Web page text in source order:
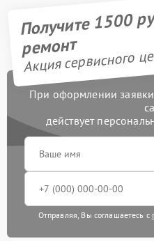
Получите 1500
ремонт
Акция сервисного
При оформлении
действует
Отправляя, Вы соглашаетесь с